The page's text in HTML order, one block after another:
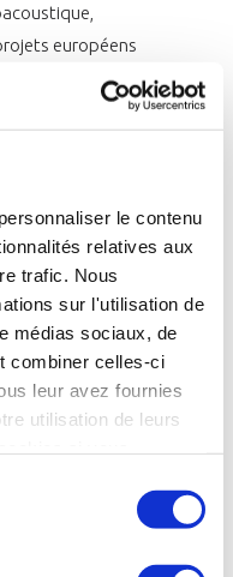
le contenu
relatives aux
trafic. Nous
sur l'utilisation de
médias sociaux, de
combiner celles-ci
leur avez fournies
utilisation de leurs
européens
techniques
de
l’adjointe
de l’ONERA et
initiatives